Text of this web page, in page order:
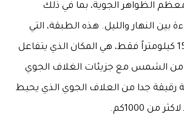
الظواهر الجوية، بما في ذلك
بين النهار والليل. هذه الطبقة، التي
تمتد إلى حوالي 10-15 كيلومتراً فقط، هي المكان الذي يتفاعل
من الشمس مع جزيئات الغلاف الجوي
جدا من العلاف الجوي الذي يحيط
من 1000كم.